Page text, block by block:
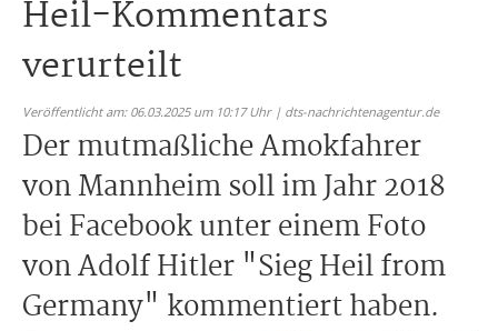
Heil-Kommentars
verurteilt
Veröffentlicht am: 06.03.2025 um 10:17 Uhr | dts-nachrichtenagentur.de
Der mutmaßliche Amokfahrer
von Mannheim soll im Jahr 2018
bei Facebook unter einem Foto
von Adolf Hitler "Sieg Heil from
Germany" kommentiert haben.